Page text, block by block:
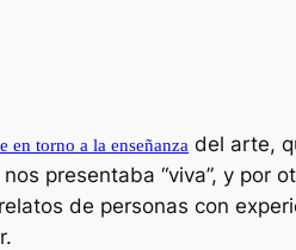
en torno a la enseñanza del arte,
presentaba “viva”, y
de personas con